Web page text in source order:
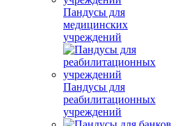
Пандусы для
медицинских
учреждений
Пандусы для
реабилитационных
учреждений